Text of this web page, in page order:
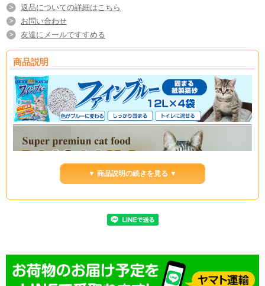
返品についての詳細はこちら
お問い合わせ
友達にメールですすめる
商品説明
▼ 商品説明の続きを見る ▼